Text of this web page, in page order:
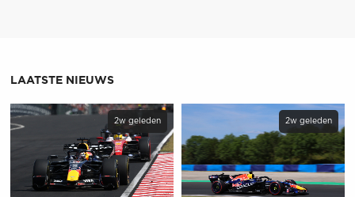
LAATSTE NIEUWS
2w geleden 2w geleden